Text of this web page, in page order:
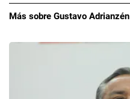
Más sobre Gustavo Adrianzén